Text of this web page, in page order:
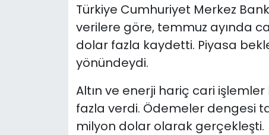
Türkiye Cumhuriyet Merkez
verilere göre, temmuz ayında
dolar fazla kaydetti. Piyasa
yönündeydi.
Altın ve enerji hariç cari
fazla verdi. Ödemeler dengesi
milyon dolar olarak gerçekleşti.